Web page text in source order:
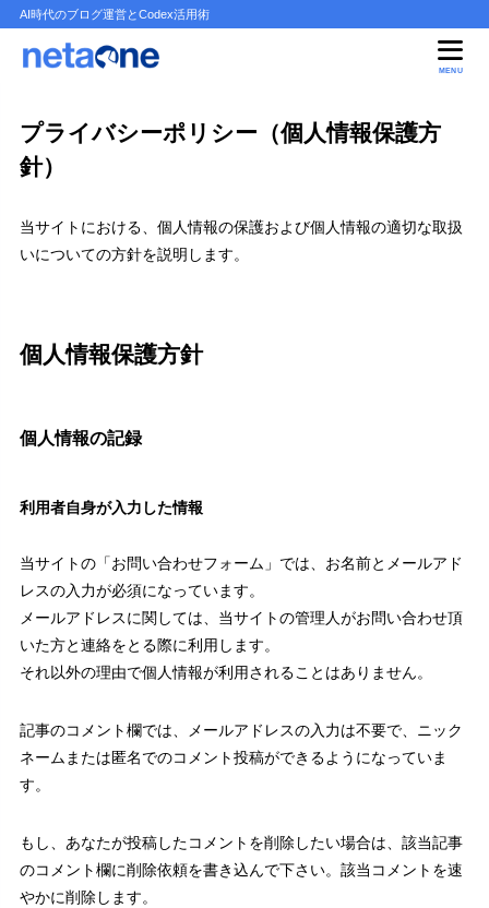
AI時代のブログ運営とCodex活用術
MENU
プライバシーポリシー（個人情報保護方
針）
当サイトにおける、個人情報の保護および個人情報の適切な取扱
いについての方針を説明します。
個人情報保護方針
個人情報の記録
利用者自身が入力した情報
当サイトの「お問い合わせフォーム」では、お名前とメールアド
レスの入力が必須になっています。
メールアドレスに関しては、当サイトの管理人がお問い合わせ頂
いた方と連絡をとる際に利用します。
それ以外の理由で個人情報が利用されることはありません。
記事のコメント欄では、メールアドレスの入力は不要で、ニック
ネームまたは匿名でのコメント投稿ができるようになっていま
す。
もし、あなたが投稿したコメントを削除したい場合は、該当記事
のコメント欄に削除依頼を書き込んで下さい。該当コメントを速
やかに削除します。